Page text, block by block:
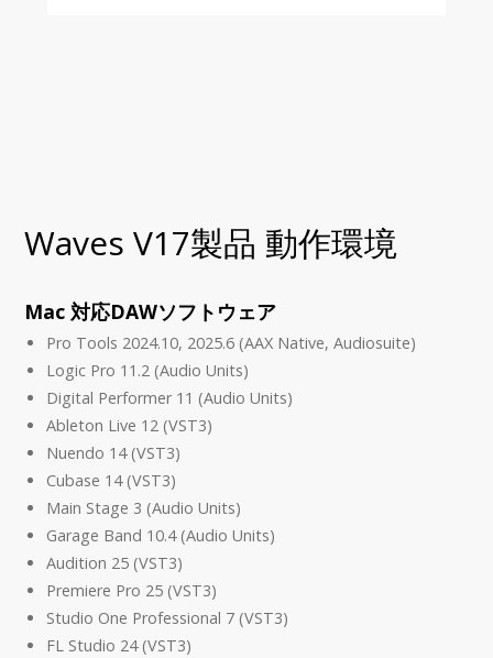
Waves V17製品 動作環境
Mac 対応DAWソフトウェア
Pro Tools 2024.10, 2025.6 (AAX Native, Audiosuite)
Logic Pro 11.2 (Audio Units)
Digital Performer 11 (Audio Units)
Ableton Live 12 (VST3)
Nuendo 14 (VST3)
Cubase 14 (VST3)
Main Stage 3 (Audio Units)
Garage Band 10.4 (Audio Units)
Audition 25 (VST3)
Premiere Pro 25 (VST3)
Studio One Professional 7 (VST3)
FL Studio 24 (VST3)